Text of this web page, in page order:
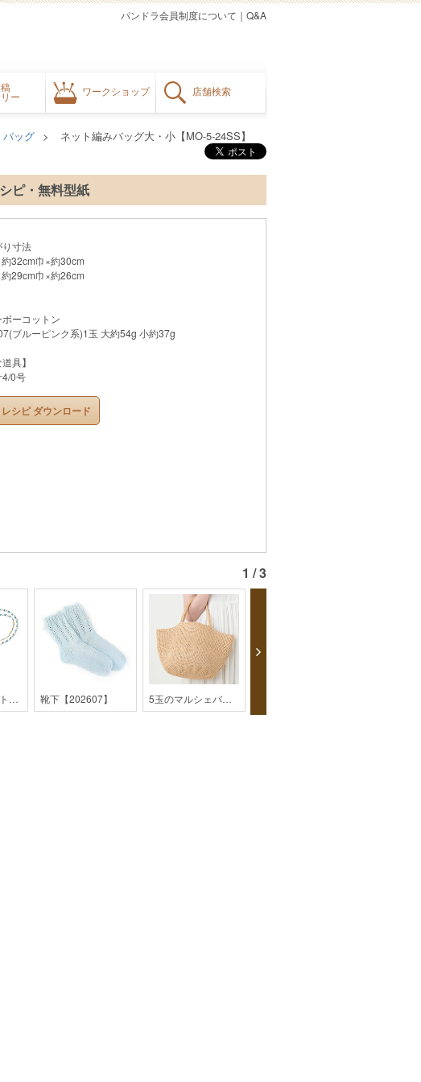
ー
ワークショップ 店舗検索
Q&A
｜
パンドラ会員制度について
バッグ ネット編みバッグ大・小【MO-5-24SS】
ピ・無料型紙
寸法
32cm巾×約30cm
29cm巾×約26cm
ボーコットン
ブルーピンク系)1玉 大約54g 小約37g
具】
4/0号
シピ ダウンロード
1 / 3
マクラメ花柄ストラップ【MO-104-25SS】 靴下【202607】 5玉のマルシェバッグ【2019SS】